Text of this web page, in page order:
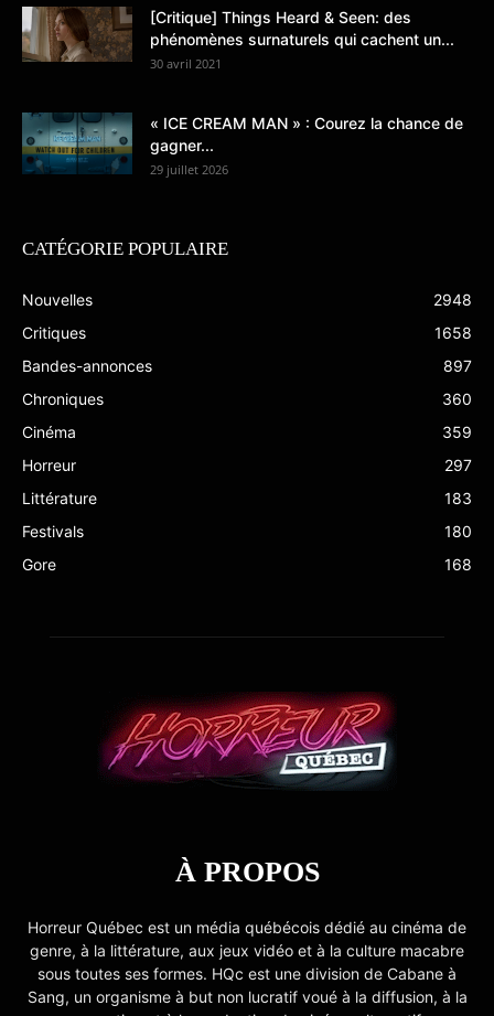
[Critique] Things Heard & Seen: des
phénomènes surnaturels qui cachent un...
30 avril 2021
« ICE CREAM MAN » : Courez la chance de
gagner...
29 juillet 2026
CATÉGORIE POPULAIRE
Nouvelles
2948
Critiques
1658
Bandes-annonces
897
Chroniques
360
Cinéma
359
Horreur
297
Littérature
183
Festivals
180
Gore
168
À PROPOS
Horreur Québec est un média québécois dédié au cinéma de
genre, à la littérature, aux jeux vidéo et à la culture macabre
sous toutes ses formes. HQc est une division de Cabane à
Sang, un organisme à but non lucratif voué à la diffusion, à la